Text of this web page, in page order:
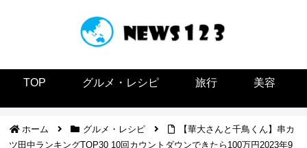
TOP グルメ・レシピ 旅行 美容
ホーム グルメ・レシピ
【華大さんと千鳥くん】串カ
ツ田中ランキングTOP30 10回カウントダウンできたら100万円2023年9